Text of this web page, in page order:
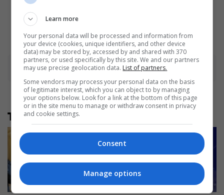
Advertisement
Të tjera nga rubrika
Learn more
Your personal data will be processed and information from
your device (cookies, unique identifiers, and other device
data) may be stored by, accessed by and shared with 370
partners, or used specifically by this site. We and our partners
may use precise geolocation data. List of partners.
Some vendors may process your personal data on the basis
of legitimate interest, which you can object to by managing
your options below. Look for a link at the bottom of this page
or in the site menu to manage or withdraw consent in privacy
and cookie settings.
Consent
Manage options